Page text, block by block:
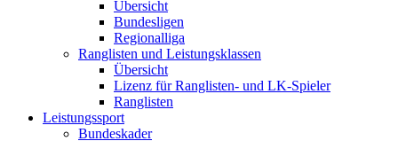
Übersicht
Bundesligen
Regionalliga
Ranglisten und Leistungsklassen
Übersicht
Lizenz für Ranglisten- und LK-Spieler
Ranglisten
Leistungssport
Bundeskader